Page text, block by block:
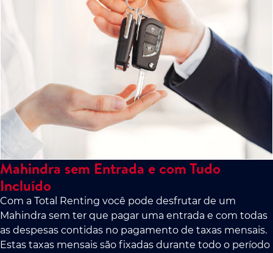
Mahindra sem Entrada e com Tudo
Incluído
Com a Total Renting você pode desfrutar de um
Mahindra sem ter que pagar uma entrada e com todas
as despesas contidas no pagamento de taxas mensais.
Estas taxas mensais são fixadas durante todo o período